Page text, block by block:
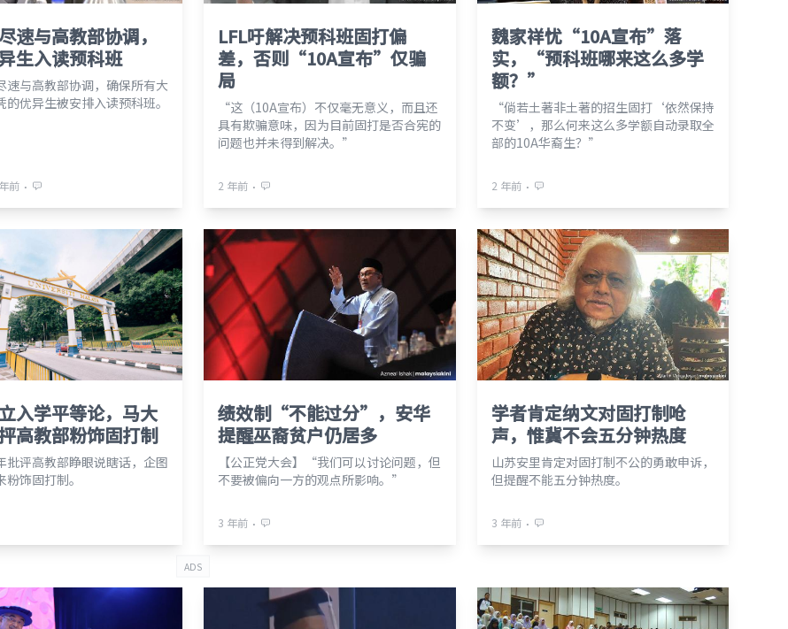
速与高教部协调，
生入读预科班
速与高教部协调，确保所有大
的优异生被安排入读预科班。
前 ⋅
LFL吁解决预科班固打偏
差，否则“10A宣布”仅骗
局
“这（10A宣布）不仅毫无意义，而且还
具有欺骗意味，因为目前固打是否合宪的
问题也并未得到解决。”
2 年前 ⋅
魏家祥忧“10A宣布”落
实，“预科班哪来这么多学
额？”
“倘若土著非土著的招生固打‘依然保持
不变’，那么何来这么多学额自动录取全
部的10A华裔生？”
2 年前 ⋅
入学平等论，马大
高教部粉饰固打制
批评高教部睁眼说瞎话，企图
饰固打制。
绩效制“不能过分”，安华
提醒巫裔贫户仍居多
【公正党大会】“我们可以讨论问题，但
不要被偏向一方的观点所影响。”
3 年前 ⋅
学者肯定纳文对固打制呛
声，惟冀不会五分钟热度
山苏安里肯定对固打制不公的勇敢申诉，
但提醒不能五分钟热度。
3 年前 ⋅
ADS